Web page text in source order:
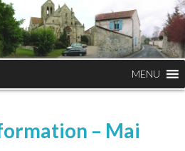
MENU
– Mai